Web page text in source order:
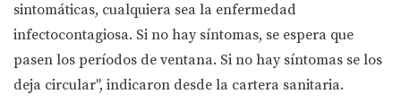
sintomáticas, cualquiera sea la enfermedad
infectocontagiosa. Si no hay síntomas, se espera que
pasen los períodos de ventana. Si no hay síntomas se los
deja circular", indicaron desde la cartera sanitaria.